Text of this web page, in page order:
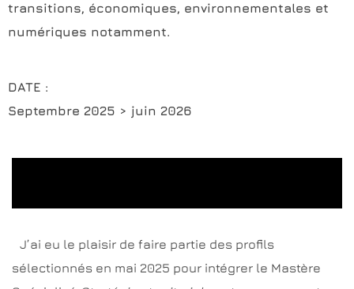
transitions, économiques, environnementales et
numériques notamment.
DATE :
Septembre 2025 > juin 2026
J’ai eu le plaisir de faire partie des profils
sélectionnés en mai 2025 pour intégrer le Mastère